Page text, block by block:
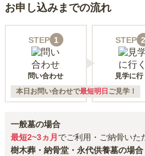
お申し込みまでの流れ
STEP 1
問い合わせ
STEP 2
見学に行
本日お問い合わせで最短明日 ご見学！
一般墓の場合
最短2~3ヵ月 でご利用・ご納骨いた
樹木葬・納骨堂・永代供養墓の場合